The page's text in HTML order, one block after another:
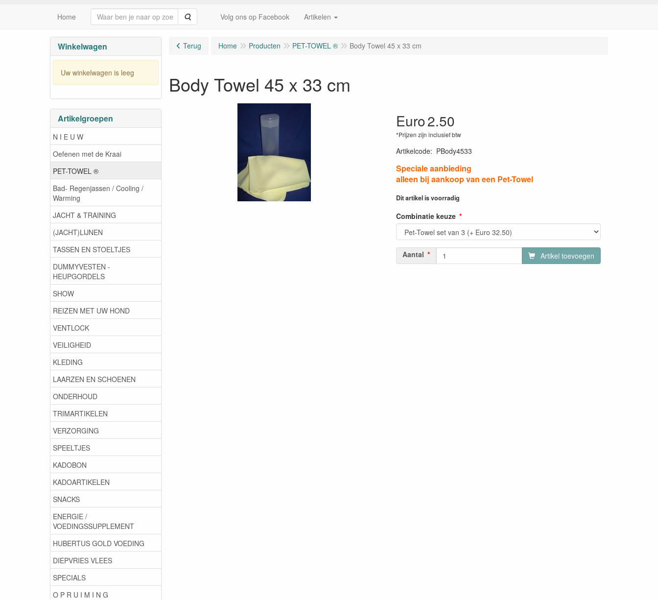
Home Zoeken Volg ons op Facebook Artikelen
Winkelwagen
Uw winkelwagen is leeg
Artikelgroepen
N I E U W
Oefenen met de Kraai
PET-TOWEL ®
Bad- Regenjassen / Cooling /
Warming
JACHT & TRAINING
(JACHT)LIJNEN
TASSEN EN STOELTJES
DUMMYVESTEN -
HEUPGORDELS
SHOW
REIZEN MET UW HOND
VENTLOCK
VEILIGHEID
KLEDING
LAARZEN EN SCHOENEN
ONDERHOUD
TRIMARTIKELEN
VERZORGING
SPEELTJES
KADOBON
KADOARTIKELEN
SNACKS
ENERGIE /
VOEDINGSSUPPLEMENT
HUBERTUS GOLD VOEDING
DIEPVRIES VLEES
SPECIALS
O P R U I M I N G
Terug Home Producten PET-TOWEL ® Body Towel 45 x 33 cm
Body Towel 45 x 33 cm
Euro2.50
*Prijzen zijn inclusief btw
Artikelcode: PBody4533
Speciale aanbieding
alleen bij aankoop van een Pet-Towel
Dit artikel is voorradig
Combinatie keuze
Aantal Artikel toevoegen